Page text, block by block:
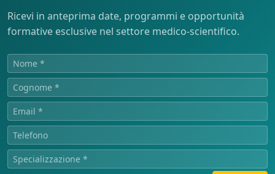
Ricevi in anteprima date, programmi e opportunità
formative esclusive nel settore medico-scientifico.